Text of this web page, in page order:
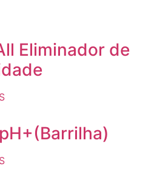
Eliminador de